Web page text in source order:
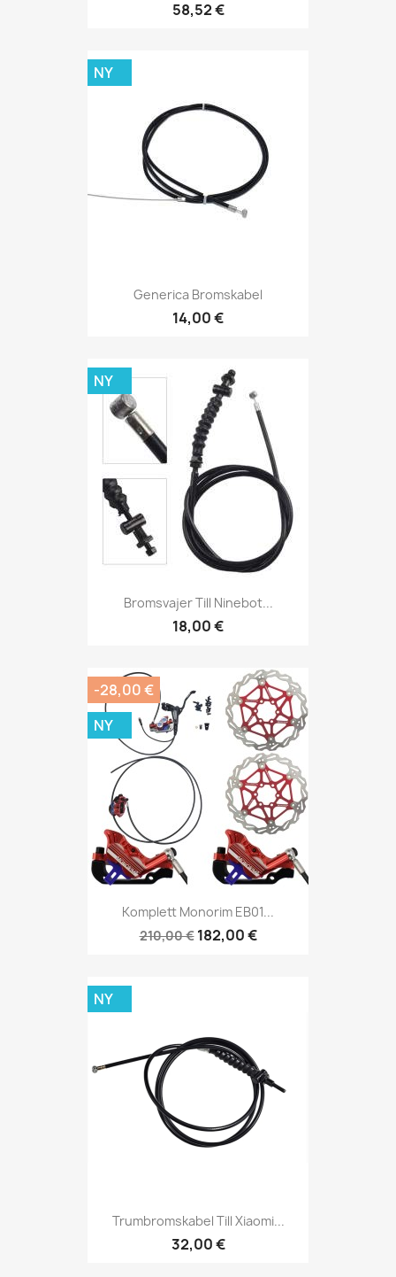
58,52 €
Generica Bromskabel
14,00 €
NY
Bromsvajer Till Ninebot...
18,00 €
NY
Komplett Monorim EB01...
210,00 € 182,00 €
-28,00 €
NY
Trumbromskabel Till Xiaomi...
32,00 €
NY